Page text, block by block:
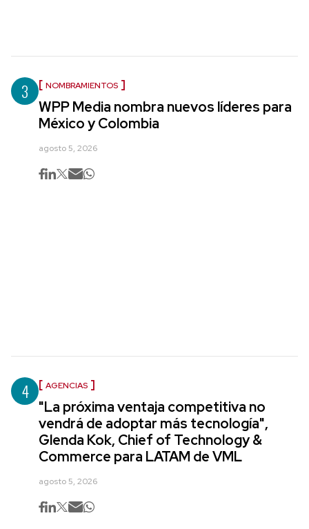
3 NOMBRAMIENTOS
WPP Media nombra nuevos líderes para
México y Colombia
agosto 5, 2026
4 AGENCIAS
"La próxima ventaja competitiva no
vendrá de adoptar más tecnología",
Glenda Kok, Chief of Technology &
Commerce para LATAM de VML
agosto 5, 2026